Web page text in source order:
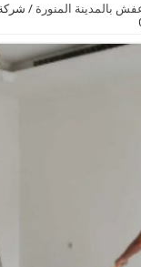
بالمدينة المنورة /